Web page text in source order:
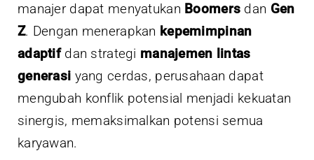
manajer dapat menyatukan Boomers dan Gen
Z. Dengan menerapkan kepemimpinan
adaptifdan strategi manajemen lintas
generasi yang cerdas, perusahaan dapat
mengubah konflik potensial menjadi kekuatan
sinergis, memaksimalkan potensi semua
karyawan.